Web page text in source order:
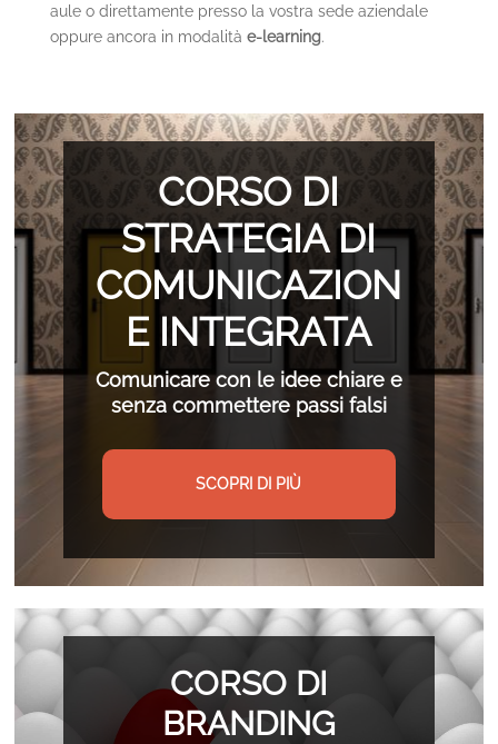
aule o direttamente presso la vostra sede aziendale
oppure ancora in modalità e-learning.
CORSO DI
STRATEGIA DI
COMUNICAZION
E INTEGRATA
Comunicare con le idee chiare e
senza commettere passi falsi
SCOPRI DI PIÙ
CORSO DI
BRANDING